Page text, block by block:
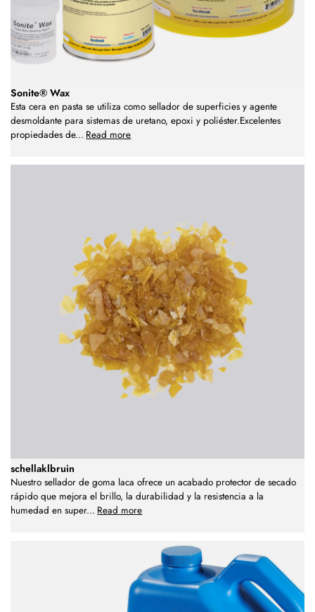
Sonite® Wax
Esta cera en pasta se utiliza como sellador de superficies y agente
desmoldante para sistemas de uretano, epoxi y poliéster.Excelentes
propiedades de... Read more
schellaklbruin
Nuestro sellador de goma laca ofrece un acabado protector de secado
rápido que mejora el brillo, la durabilidad y la resistencia a la
humedad en super... Read more